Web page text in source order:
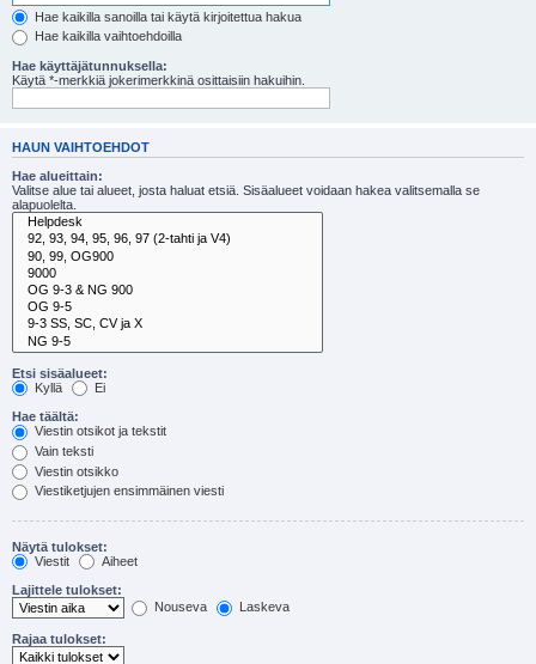
Hae kaikilla sanoilla tai käytä kirjoitettua hakua
Hae kaikilla vaihtoehdoilla
Hae käyttäjätunnuksella:
Käytä *-merkkiä jokerimerkkinä osittaisiin hakuihin.
HAUN VAIHTOEHDOT
Hae alueittain:
Valitse alue tai alueet, josta haluat etsiä. Sisäalueet voidaan hakea valitsemalla se
alapuolelta.
Etsi sisäalueet:
Kyllä
Ei
Hae täältä:
Viestin otsikot ja tekstit
Vain teksti
Viestin otsikko
Viestiketjujen ensimmäinen viesti
Näytä tulokset:
Viestit
Aiheet
Lajittele tulokset:
Nouseva
Laskeva
Rajaa tulokset: